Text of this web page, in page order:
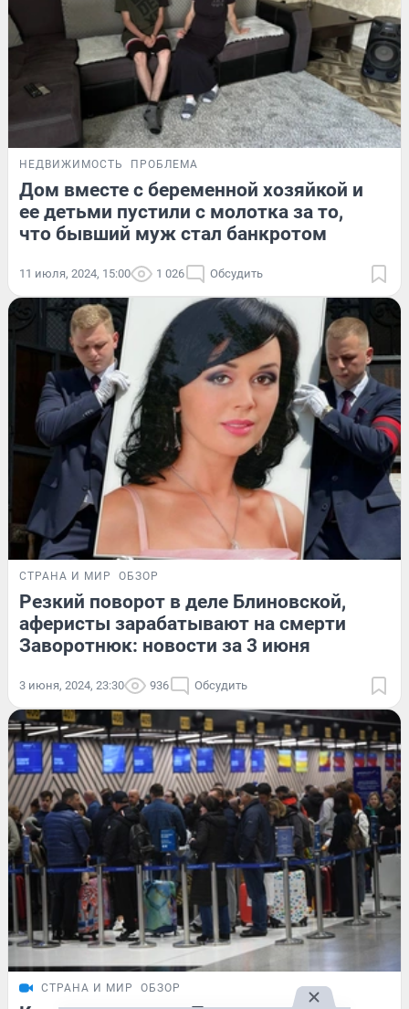
НЕДВИЖИМОСТЬ ПРОБЛЕМА
Дом вместе с беременной хозяйкой и
ее детьми пустили с молотка за то,
что бывший муж стал банкротом
11 июля, 2024, 15:00 1 026 Обсудить
СТРАНА И МИР ОБЗОР
Резкий поворот в деле Блиновской,
аферисты зарабатывают на смерти
Заворотнюк: новости за 3 июня
3 июня, 2024, 23:30 936 Обсудить
СТРАНА И МИР ОБЗОР